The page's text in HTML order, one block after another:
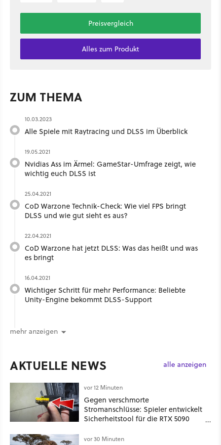
Preisvergleich
Alles zum Produkt
ZUM THEMA
10.03.2023
Alle Spiele mit Raytracing und DLSS im Überblick
19.05.2021
Nvidias Ass im Ärmel: GameStar-Umfrage zeigt, wie
wichtig euch DLSS ist
25.04.2021
CoD Warzone Technik-Check: Wie viel FPS bringt
DLSS und wie gut sieht es aus?
22.04.2021
CoD Warzone hat jetzt DLSS: Was das heißt und was
es bringt
16.04.2021
Wichtiger Schritt für mehr Performance: Beliebte
Unity-Engine bekommt DLSS-Support
mehr anzeigen
AKTUELLE NEWS alle anzeigen
vor 12 Minuten
Gegen verschmorte
Stromanschlüsse: Spieler entwickelt
Sicherheitstool für die RTX 5090
Verfügung
vor 30 Minuten